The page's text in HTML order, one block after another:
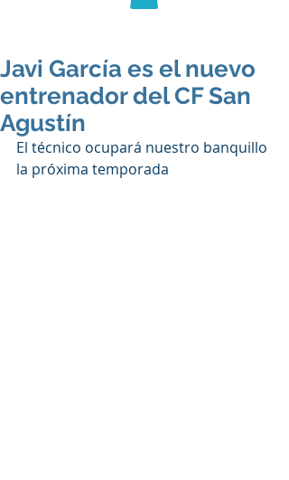
Javi García es el nuevo
entrenador del CF San
Agustín
El técnico ocupará nuestro banquillo
la próxima temporada